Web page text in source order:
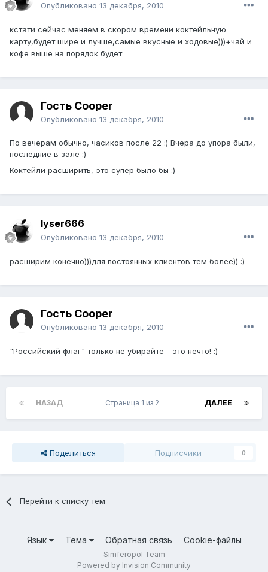
Опубликовано 13 декабря, 2010
кстати сейчас меняем в скором времени коктейльную
карту,будет шире и лучше,самые вкусные и ходовые)))+чай и
кофе выше на порядок будет
Гость Cooper
Опубликовано 13 декабря, 2010
По вечерам обычно, часиков после 22 :) Вчера до упора были,
последние в зале :)
Коктейли расширить, это супер было бы :)
lyser666
Опубликовано 13 декабря, 2010
расширим конечно)))для постоянных клиентов тем более)) :)
Гость Cooper
Опубликовано 13 декабря, 2010
"Российский флаг" только не убирайте - это нечто! :)
НАЗАД ДАЛЕЕ
Страница 1 из 2
Поделиться Подписчики 0
Перейти к списку тем
Язык Тема Обратная связь Cookie-файлы
Simferopol Team
Powered by Invision Community